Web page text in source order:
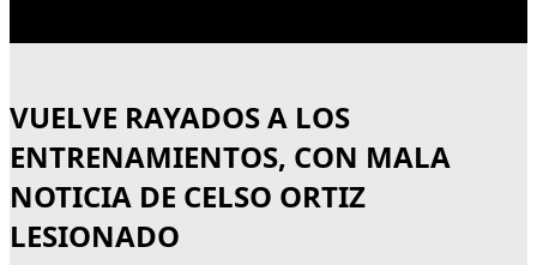
VUELVE RAYADOS A LOS
ENTRENAMIENTOS, CON MALA
NOTICIA DE CELSO ORTIZ
LESIONADO